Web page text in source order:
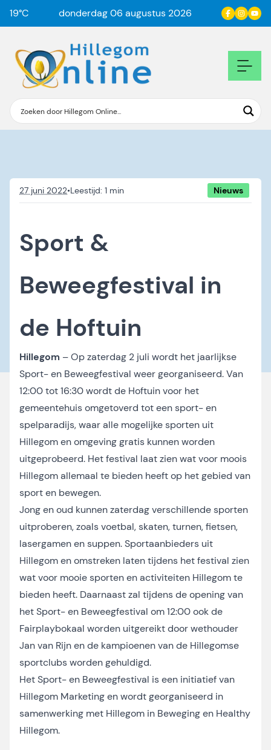
19°C donderdag 06 augustus 2026
27 juni 2022• Nieuws
Sport &
Beweegfestival in
de Hoftuin
Hillegom – Op zaterdag 2 juli wordt het jaarlijkse
Sport- en Beweegfestival weer georganiseerd. Van
12:00 tot 16:30 wordt de Hoftuin voor het
gemeentehuis omgetoverd tot een sport- en
spelparadijs, waar alle mogelijke sporten uit
Hillegom en omgeving gratis kunnen worden
uitgeprobeerd. Het festival laat zien wat voor moois
Hillegom allemaal te bieden heeft op het gebied van
sport en bewegen.
Jong en oud kunnen zaterdag verschillende sporten
uitproberen, zoals voetbal, skaten, turnen, fietsen,
lasergamen en suppen. Sportaanbieders uit
Hillegom en omstreken laten tijdens het festival zien
wat voor mooie sporten en activiteiten Hillegom te
bieden heeft. Daarnaast zal tijdens de opening van
het Sport- en Beweegfestival om 12:00 ook de
Fairplaybokaal worden uitgereikt door wethouder
Jan van Rijn en de kampioenen van de Hillegomse
sportclubs worden gehuldigd.
Het Sport- en Beweegfestival is een initiatief van
Hillegom Marketing en wordt georganiseerd in
samenwerking met Hillegom in Beweging en Healthy
Hillegom.